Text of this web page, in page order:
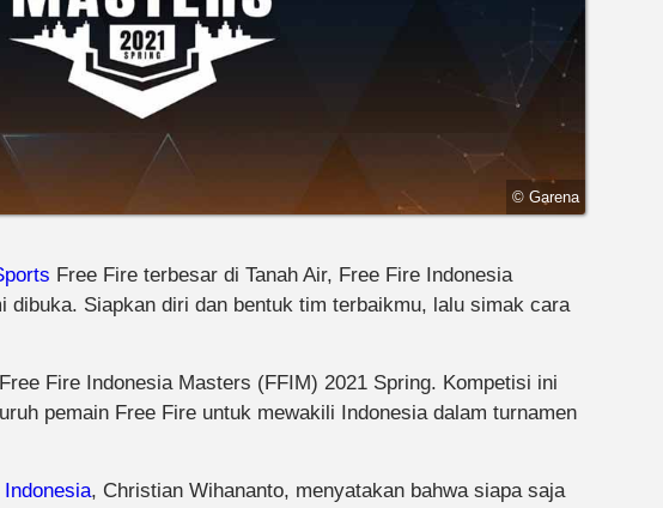
© Garena
Free Fire terbesar di Tanah Air, Free Fire Indonesia
dibuka. Siapkan diri dan bentuk tim terbaikmu, lalu simak cara
Fire Indonesia Masters (FFIM) 2021 Spring. Kompetisi ini
pemain Free Fire untuk mewakili Indonesia dalam turnamen
, Christian Wihananto, menyatakan bahwa siapa saja